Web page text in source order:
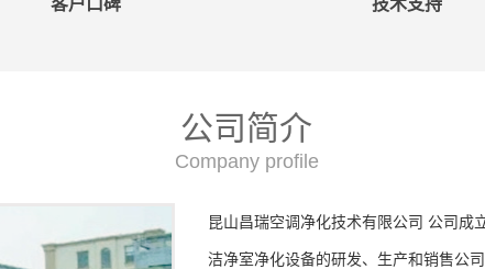
客户口碑 技术支持
公司简介
Company profile
昆山昌瑞空调净化技术有限公司 公司成
洁净室净化设备的研发、生产和销售公